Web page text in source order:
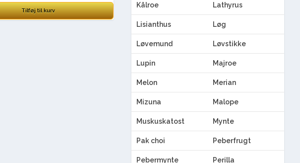
Tilføj til kurv
Kålroe Lathyrus
Lisianthus Løg
Løvemund Løvstikke
Lupin Majroe
Melon Merian
Mizuna Malope
Muskuskatost Mynte
Pak choi Peberfrugt
Pebermynte Perilla